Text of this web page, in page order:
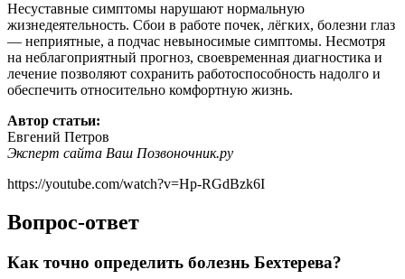
Несуставные симптомы нарушают нормальную
жизнедеятельность. Сбои в работе почек, лёгких, болезни глаз
— неприятные, а подчас невыносимые симптомы. Несмотря
на неблагоприятный прогноз, своевременная диагностика и
лечение позволяют сохранить работоспособность надолго и
обеспечить относительно комфортную жизнь.
Автор статьи:
Евгений Петров
Эксперт сайта Ваш Позвоночник.ру
https://youtube.com/watch?v=Hp-RGdBzk6I
Вопрос-ответ
Как точно определить болезнь Бехтерева?